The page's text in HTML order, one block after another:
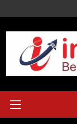
to
content
Menu